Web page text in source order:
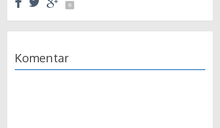
0
Komentar